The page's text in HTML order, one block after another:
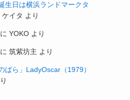
生日は横浜ランドマークタ
ケイタ より
に YOKO より
に 筑紫坊主 より
ばら」LadyOscar（1979）